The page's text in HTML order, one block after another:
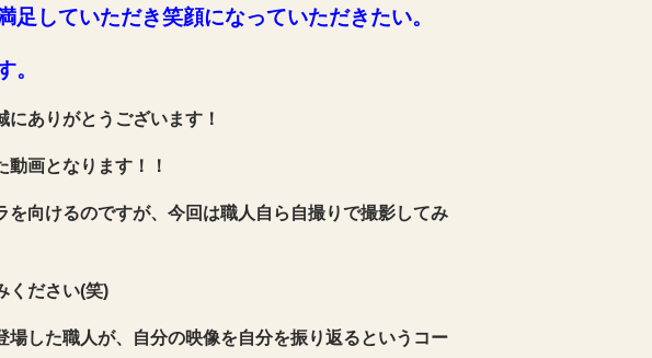
していただき笑顔になっていただきたい。
。
ありがとうございます！
画となります！！
向けるのですが、今回は職人自ら自撮りで撮影してみ
ください(笑)
した職人が、自分の映像を自分を振り返るというコー